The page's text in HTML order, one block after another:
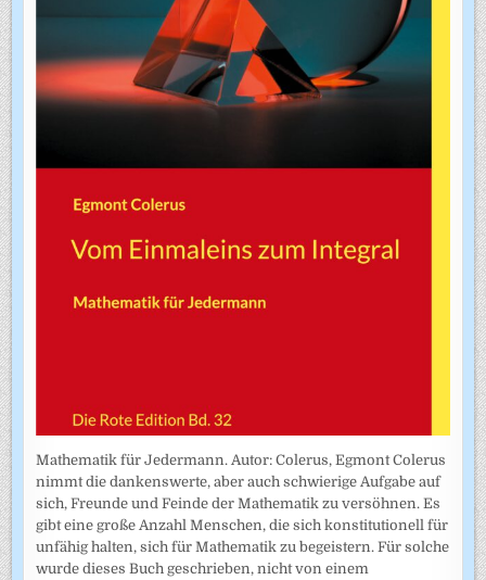
Mathematik für Jedermann. Autor: Colerus, Egmont Colerus
nimmt die dankenswerte, aber auch schwierige Aufgabe auf
sich, Freunde und Feinde der Mathematik zu versöhnen. Es
gibt eine große Anzahl Menschen, die sich konstitutionell für
unfähig halten, sich für Mathematik zu begeistern. Für solche
wurde dieses Buch geschrieben, nicht von einem